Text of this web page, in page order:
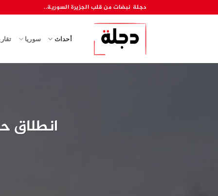
للمحتوى
دجلة نبضات من قلب الجزيرة السورية..
أحداث سوريا
انطلاق